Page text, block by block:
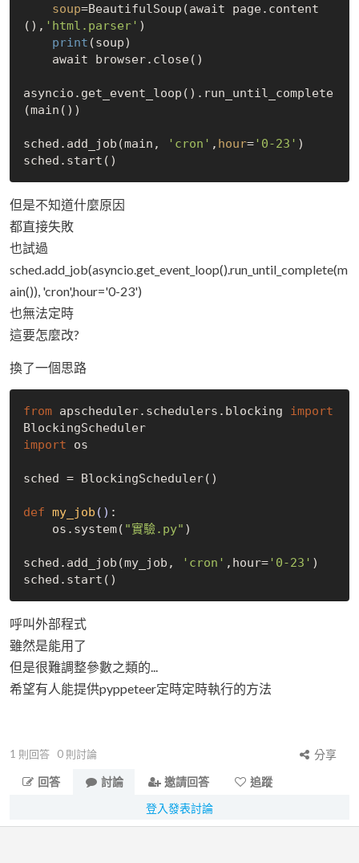
soup=BeautifulSoup(await page.content
(), 'html.parser' )
print (soup)
asyncio.get_event_loop().run_until_complete
(main())
sched.add_job(main, 'cron' , hour='0-23' )
但是不知道什麼原因
都直接失敗
也試過
sched.add_job(asyncio.get_event_loop().run_until_complete(m
ain()), 'cron',hour='0-23')
也無法定時
這要怎麼改?
換了一個思路
from apscheduler.schedulers.blocking
import
BlockingScheduler
import os
sched = BlockingScheduler()
def my_job () :
    os.system(
"實驗.py" )
sched.add_job(my_job, 'cron' ,hour='0-23' )
呼叫外部程式
雖然是能用了
但是很難調整參數之類的...
希望有人能提供pyppeteer定時定時執行的方法
1 則回答 0 則討論
分享
回答
討論 邀請回答
追蹤
登入發表討論